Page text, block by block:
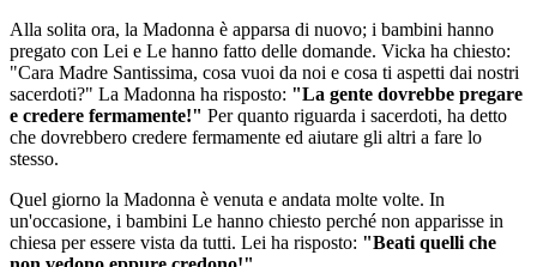
Alla solita ora, la Madonna è apparsa di nuovo; i bambini hanno
pregato con Lei e Le hanno fatto delle domande. Vicka ha chiesto:
"Cara Madre Santissima, cosa vuoi da noi e cosa ti aspetti dai nostri
sacerdoti?" La Madonna ha risposto: "La gente dovrebbe pregare
e credere fermamente!" Per quanto riguarda i sacerdoti, ha detto
che dovrebbero credere fermamente ed aiutare gli altri a fare lo
stesso.
Quel giorno la Madonna è venuta e andata molte volte. In
un'occasione, i bambini Le hanno chiesto perché non apparisse in
chiesa per essere vista da tutti. Lei ha risposto: "Beati quelli che